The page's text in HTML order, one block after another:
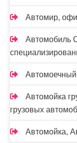
Автомир,
Автомобиль
Автомойка
грузовых
Автомойка,